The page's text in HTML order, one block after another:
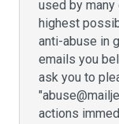
used by
highest
anti-abuse in
emails you
ask you to
actions